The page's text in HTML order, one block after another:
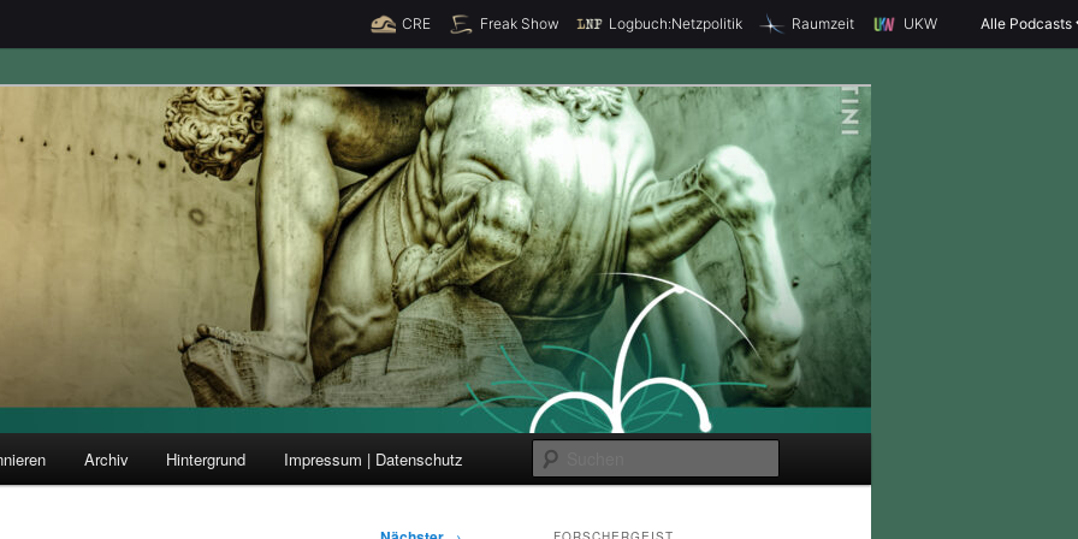
CRE Freak Show Logbuch:Netzpolitik Raumzeit UKW Alle Podcasts
und Forschung
u
Archiv Hintergrund Impressum | Datenschutz